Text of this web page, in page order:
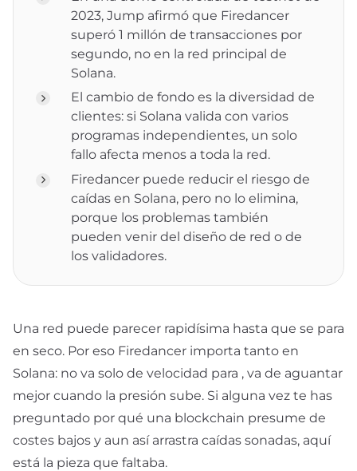
2023, Jump afirmó que Firedancer
superó 1 millón de transacciones por
segundo, no en la red principal de
Solana.
El cambio de fondo es la diversidad de
clientes: si Solana valida con varios
programas independientes, un solo
fallo afecta menos a toda la red.
Firedancer puede reducir el riesgo de
caídas en Solana, pero no lo elimina,
porque los problemas también
pueden venir del diseño de red o de
los validadores.
Una red puede parecer rapidísima hasta que se para
en seco. Por eso Firedancer importa tanto en
Solana: no va solo de velocidad para , va de aguantar
mejor cuando la presión sube. Si alguna vez te has
preguntado por qué una blockchain presume de
costes bajos y aun así arrastra caídas sonadas, aquí
está la pieza que faltaba.